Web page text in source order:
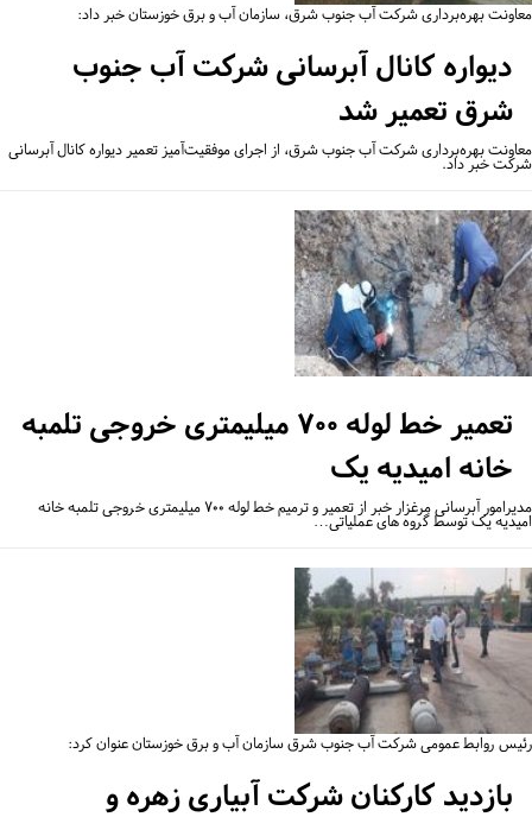
بهره‌برداری شرکت آب جنوب شرق، سازمان آب و برق خوزستان خبر داد:
دیواره کانال آبرسانی شرکت آب جنوب
شرق تعمیر شد
بهره‌برداری شرکت آب جنوب شرق، از اجرای موفقیت‌آمیز تعمیر دیواره کانال آبرسانی
خبر داد.
تعمیر خط لوله ۷۰۰ میلیمتری خروجی تلمبه
خانه امیدیه یک
مدیرامور آبرسانی مرغزار خبر از تعمیر و ترمیم خط لوله ۷۰۰ میلیمتری خروجی تلمبه خانه
یک توسط گروه‌ های عملیاتی…
روابط عمومی شرکت آب جنوب شرق سازمان آب و برق خوزستان عنوان کرد:
بازدید کارکنان شرکت آبیاری زهره و